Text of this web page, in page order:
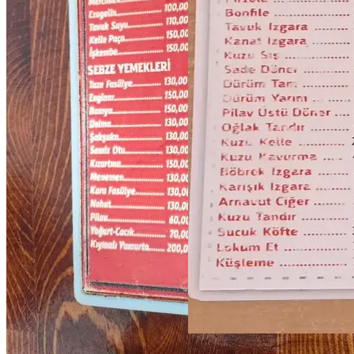
★3.8